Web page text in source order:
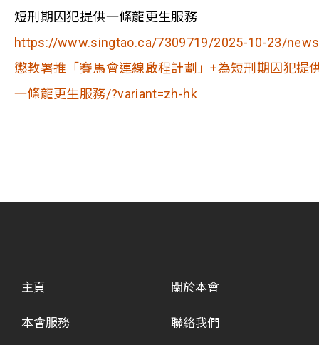
短刑期囚犯提供一條龍更生服務
https://www.singtao.ca/7309719/2025-10-23/
懲教署推「賽馬會連線啟程計劃」+為短刑期囚犯提
一條龍更生服務/?variant=zh-hk
主頁
本會服務
關於本會
聯絡我們